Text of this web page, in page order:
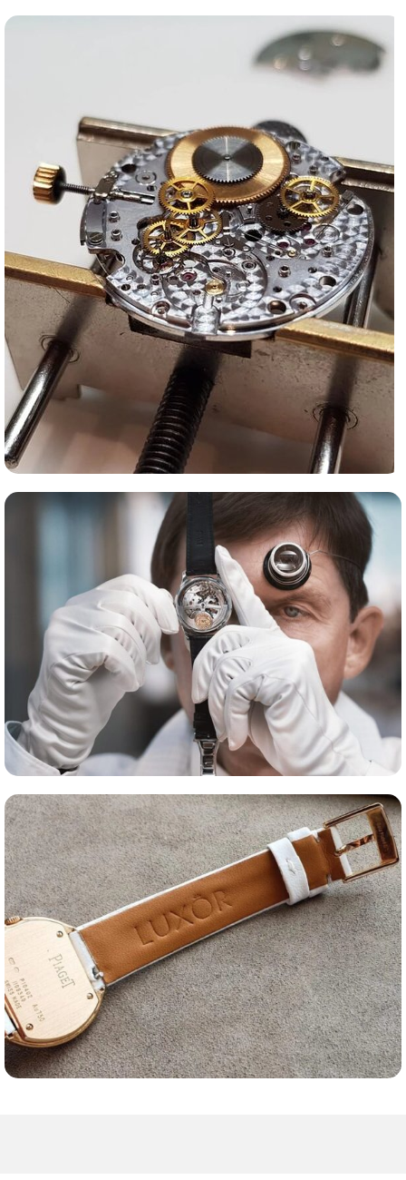
Сервис часов
Оценка часов